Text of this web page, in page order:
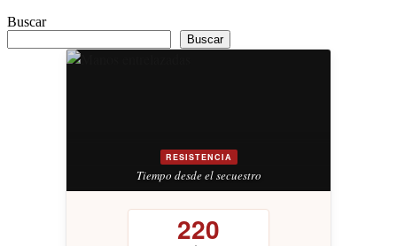
Buscar
Buscar
RESISTENCIA
Tiempo desde el secuestro
220